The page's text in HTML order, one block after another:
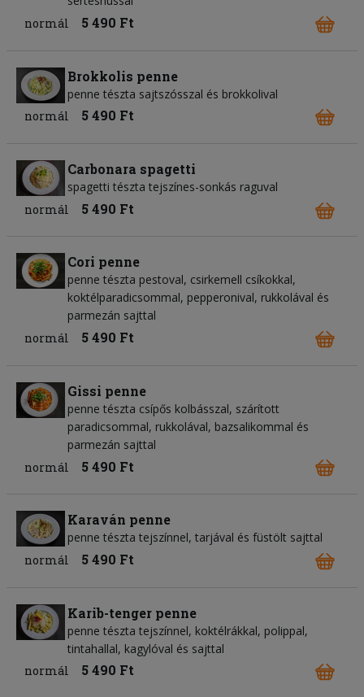
normál
5 490 Ft
Brokkolis penne
penne tészta sajtszósszal és brokkolival
normál
5 490 Ft
Carbonara spagetti
spagetti tészta tejszínes-sonkás raguval
normál
5 490 Ft
Cori penne
penne tészta pestoval, csirkemell csíkokkal,
koktélparadicsommal, pepperonival, rukkolával és
parmezán sajttal
normál
5 490 Ft
Gissi penne
penne tészta csípős kolbásszal, szárított
paradicsommal, rukkolával, bazsalikommal és
parmezán sajttal
normál
5 490 Ft
Karaván penne
penne tészta tejszínnel, tarjával és füstölt sajttal
normál
5 490 Ft
Karib-tenger penne
penne tészta tejszínnel, koktélrákkal, polippal,
tintahallal, kagylóval és sajttal
normál
5 490 Ft